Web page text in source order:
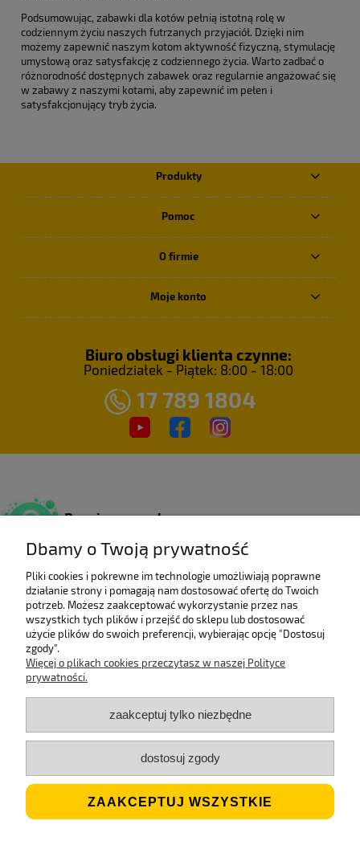
Podsumowując, zabawki dla kotów pełnią istotną rolę w
codziennym życiu naszych futrzanych przyjaciół. Dzięki nim
możemy zapewnić naszym kotom aktywność fizyczną, stymulację
umysłową oraz satysfakcję z codziennego życia. Warto zadbać o
różnorodność dostępnych zabawek oraz regularnie angażować się
w zabawy z naszymi kotami, aby zapewnić im pełen i
satysfakcjonujący tryb życia.
Produkty
Pomoc
O firmie
Moje konto
Biuro obsługi klienta czynne:
Poniedziałek - Piątek: 8:00 - 18:00
17 789 1804
Bezpieczne zakupy
Wieloletni laureat
rankingu e-Gazele Biznesu.
Wysyłka z Polski
Gwarancją szybkiej dostawy.
Jesteśmy ECO
Stosujemy biodegradowalne opakowania.
Dbamy o Twoją prywatność
Pliki cookies i pokrewne im technologie umożliwiają poprawne
działanie strony i pomagają nam dostosować ofertę do Twoich
potrzeb. Możesz zaakceptować wykorzystanie przez nas
wszystkich tych plików i przejść do sklepu lub dostosować
użycie plików do swoich preferencji, wybierając opcję "Dostosuj
zgody".
Więcej o plikach cookies przeczytasz w naszej Polityce
prywatności.
zaakceptuj tylko niezbędne
dostosuj zgody
ZAAKCEPTUJ WSZYSTKIE